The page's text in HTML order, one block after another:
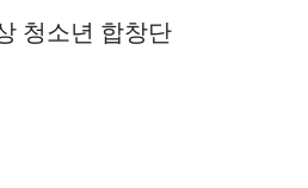
청소년 합창단